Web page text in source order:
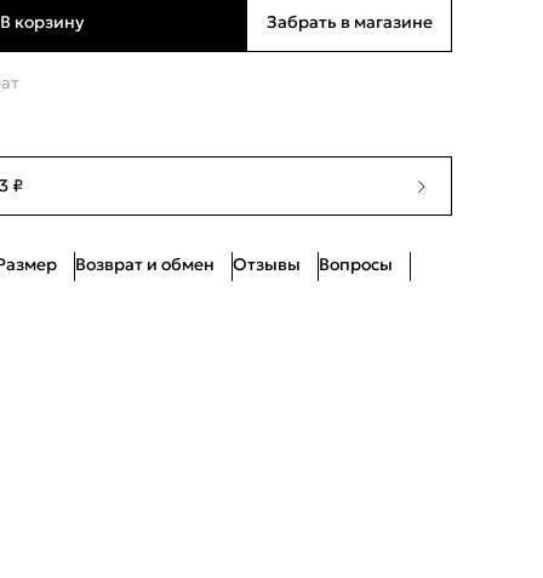
Ограниченное количество
В корзину Забрать в магазине
₽
Возврат и обмен Отзывы Вопросы